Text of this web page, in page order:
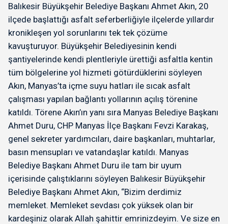
Balıkesir Büyükşehir Belediye Başkanı Ahmet Akın, 20
ilçede başlattığı asfalt seferberliğiyle ilçelerde yıllardır
kronikleşen yol sorunlarını tek tek çözüme
kavuşturuyor. Büyükşehir Belediyesinin kendi
şantiyelerinde kendi plentleriyle ürettiği asfaltla kentin
tüm bölgelerine yol hizmeti götürdüklerini söyleyen
Akın, Manyas’ta içme suyu hatları ile sıcak asfalt
çalışması yapılan bağlantı yollarının açılış törenine
katıldı. Törene Akın’ın yanı sıra Manyas Belediye Başkanı
Ahmet Duru, CHP Manyas İlçe Başkanı Fevzi Karakaş,
genel sekreter yardımcıları, daire başkanları, muhtarlar,
basın mensupları ve vatandaşlar katıldı. Manyas
Belediye Başkanı Ahmet Duru ile tam bir uyum
içerisinde çalıştıklarını söyleyen Balıkesir Büyükşehir
Belediye Başkanı Ahmet Akın, “Bizim derdimiz
memleket. Memleket sevdası çok yüksek olan bir
kardeşiniz olarak Allah şahittir emrinizdeyim. Ve size en